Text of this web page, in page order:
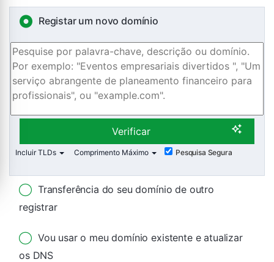
Registar um novo domínio
Verificar
Incluir TLDs Comprimento Máximo Pesquisa Segura
Transferência do seu domínio de outro
registrar
Vou usar o meu domínio existente e atualizar
os DNS